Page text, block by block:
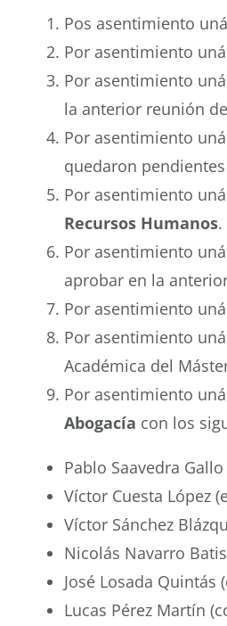
Pos asentimiento
Por asentimiento
Por asentimiento
la anterior reunión
Por asentimiento
quedaron
Por asentimiento
Recursos Humanos.
Por asentimiento
aprobar en la
Por asentimiento
Por asentimiento
Académica del
Por asentimiento
Abogacía con los
Pablo Saavedra
Víctor Cuesta López
Víctor Sánchez
Nicolás Navarro
José Losada
Lucas Pérez Martín